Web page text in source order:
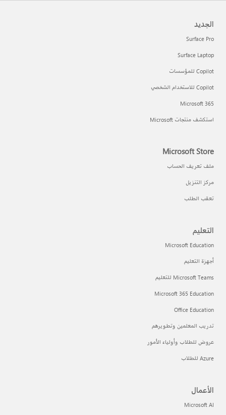
الجديد
Surface Pro
Surface Laptop
Copilot للمؤسسات
Copilot للاستخدام الشخصي
Microsoft 365
استكشف منتجات Microsoft
Microsoft Store
ملف تعريف الحساب
مركز التنزيل
تعقب الطلب
التعليم
Microsoft Education
أجهزة التعليم
Microsoft Teams للتعليم
Microsoft 365 Education
Office Education
تدريب المعلمين وتطويرهم
عروض للطلاب وأولياء الأمور
Azure للطلاب
الأعمال
Microsoft AI